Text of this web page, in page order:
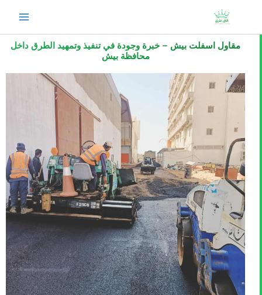
المحتوى
مقاول اسفلت بيش – خبرة وجودة في تنفيذ وتمهيد الطرق داخل
محافظة بيش